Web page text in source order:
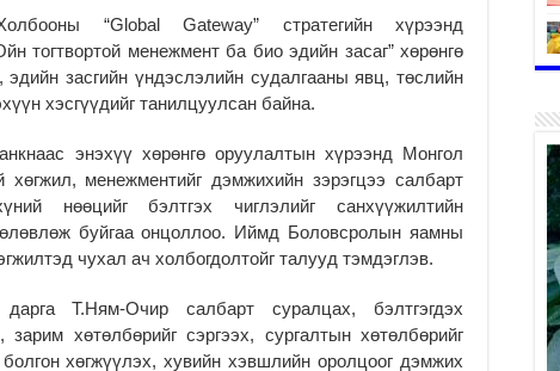
“Global Gateway” стратегийн хүрээнд
тогтвортой менежмент ба био эдийн засаг” хөрөнгө
засгийн үндэслэлийн судалгааны явц, төслийн
хэсгүүдийг танилцуулсан байна.
энэхүү хөрөнгө оруулалтын хүрээнд Монгол
менежментийг дэмжихийн зэрэгцээ салбарт
нөөцийг бэлтгэх чиглэлийг санхүүжилтийн
буйгаа онцоллоо. Иймд Боловсролын яамны
чухал ач холбогдолтойг талууд тэмдэглэв.
Т.Ням-Очир салбарт суралцах, бэлтгэгдэх
зарим хөтөлбөрийг сэргээх, сургалтын хөтөлбөрийг
хөгжүүлэх, хувийн хэвшлийн оролцоог дэмжих